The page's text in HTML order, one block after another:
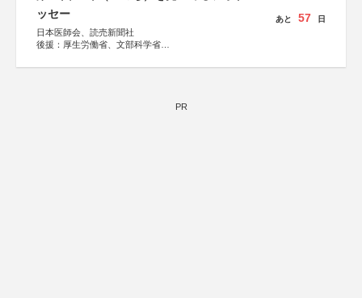
ッセー
日本医師会、読売新聞社
後援：厚生労働省、文部科学省
しん生命保険株式会社
あと 57 日
PR